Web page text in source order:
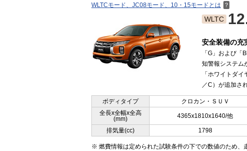
WLTCモード、JC08モード、10・15モードとは ？
WLTC
安全装備の充
「G」および
知警報システム
「ホワイトダ
／C）が追加さ
ボディタイプ クロカン・ＳＵＶ
全長x全幅x全高
(mm)
4365x1810x1640/他
排気量(cc) 1798
※ 燃費情報は定められた試験条件の下での数値のため、